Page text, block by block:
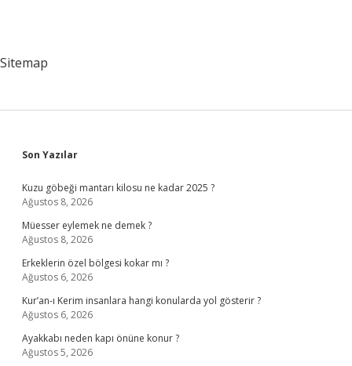
Sitemap
Sidebar
Son Yazılar
Kuzu göbeği mantarı kilosu ne kadar 2025 ?
Ağustos 8, 2026
Müesser eylemek ne demek ?
Ağustos 8, 2026
Erkeklerin özel bölgesi kokar mı ?
Ağustos 6, 2026
Kur’an-ı Kerim insanlara hangi konularda yol gösterir ?
Ağustos 6, 2026
Ayakkabı neden kapı önüne konur ?
Ağustos 5, 2026